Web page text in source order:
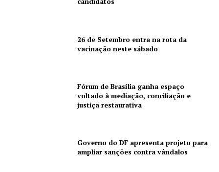
26 de Setembro entra na rota da
vacinação neste sábado
Fórum de Brasília ganha espaço
voltado à mediação, conciliação e
justiça restaurativa
Governo do DF apresenta projeto para
ampliar sanções contra vândalos